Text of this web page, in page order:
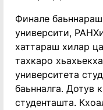
Финале
университи,
хаттараш хилар
тахкаро
университета
баьнналга. Дотув
студенташта.